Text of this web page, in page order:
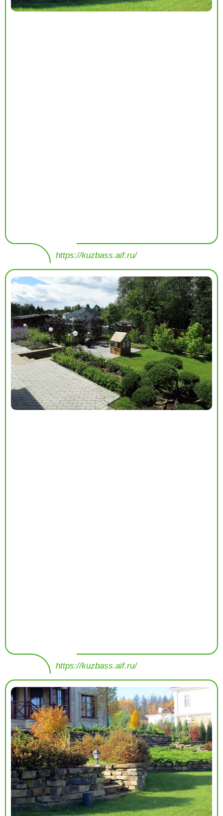
https://kuzbass.aif.ru/
https://kuzbass.aif.ru/